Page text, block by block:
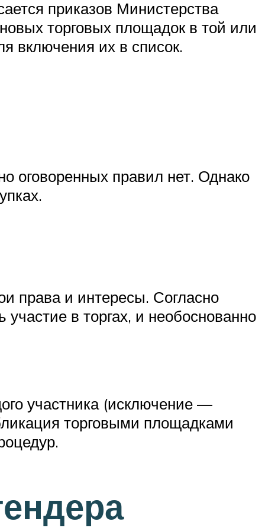
приказов Министерства
торговых площадок в той или
включения их в список.
оговоренных правил нет. Однако
права и интересы. Согласно
в торгах, и необоснованно
участника (исключение —
торговыми площадками